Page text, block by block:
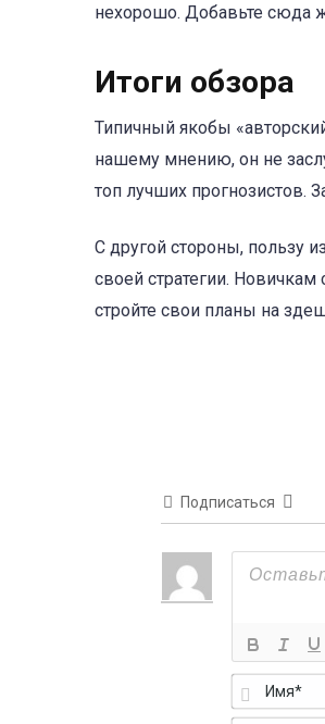
нехорошо. Добавьте сюда
Итоги обзора
Типичный якобы
нашему мнению, он не
топ лучших прогнозистов.
С другой стороны, пользу
своей стратегии.
стройте свои планы на
Подписаться